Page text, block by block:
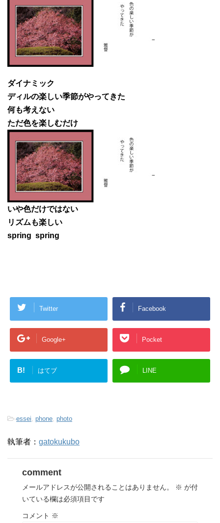
ダイナミック
ディルの楽しい季節がやってきた
何も考えない
ただ色を楽しむだけ
いや色だけではない
リズムも楽しい
spring spring
Twitter Facebook
Google+ Pocket
B! はてブ LINE
-essei phone photo
執筆者： gatokukubo
comment
メールアドレスが公開されることはありません。 ※ が付
いている欄は必須項目です
コメント ※